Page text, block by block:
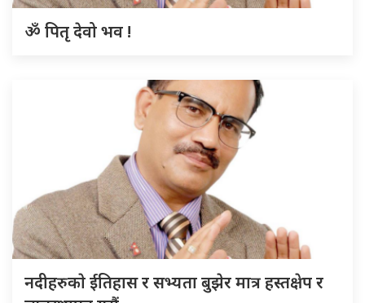
ॐ पितृ देवो भव !
नदीहरुकाे ईतिहास र सभ्यता बुझेर मात्र हस्तक्षेप र